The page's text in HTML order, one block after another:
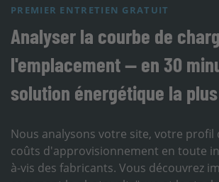
PREMIER ENTRETIEN GRATUIT
Analyser la courbe de
l'emplacement — en 30
solution énergétique la
Nous analysons votre site, votre profil
coûts d'approvisionnement en toute
à-vis des fabricants. Vous découvrez